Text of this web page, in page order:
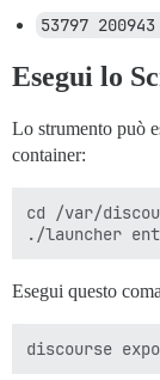
53797
Esegui lo
Lo strumento può
container:
cd /var/
Esegui questo